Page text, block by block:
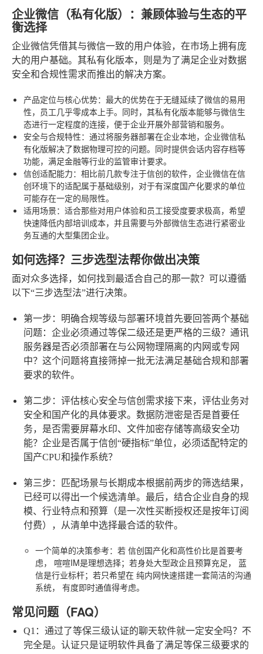
企业微信（私有化版）：兼顾体验与生态的平
衡选择
企业微信凭借其与微信一致的用户体验，在市场上拥有庞
大的用户基础。其私有化版本，则是为了满足企业对数据
安全和合规性需求而推出的解决方案。
产品定位与核心优势：最大的优势在于无缝延续了微信的易用
性，员工几乎零成本上手。同时，其私有化版本能够与微信生
态进行一定程度的连接，便于企业开展外部营销和服务。
安全与合规特性：通过将服务器部署在企业本地，企业微信私
有化版解决了数据物理可控的问题。同时提供会话内容存档等
功能，满足金融等行业的监管审计要求。
信创适配能力：相比前几款专注于信创的软件，企业微信在信
创环境下的适配属于基础级别，对于有深度国产化要求的单位
可能存在一定的局限性。
适用场景：适合那些对用户体验和员工接受度要求极高，希望
快速降低内部培训成本，并且需要与外部微信生态进行紧密业
务互通的大型集团企业。
如何选择？三步选型法帮你做出决策
面对众多选择，如何找到最适合自己的那一款？可以遵循
以下“三步选型法”进行决策。
第一步：明确合规等级与部署环境首先要回答两个基础
问题：企业必须通过等保二级还是更严格的三级？通讯
服务器是否必须部署在与公网物理隔离的内网或专网
中？这个问题将直接筛掉一批无法满足基础合规和部署
要求的软件。
第二步：评估核心安全与信创需求接下来，评估业务对
安全和国产化的具体要求。数据防泄密是否是首要任
务，是否需要屏幕水印、文件加密存储等高级安全功
能？企业是否属于信创“硬指标”单位，必须适配特定的
国产CPU和操作系统？
第三步：匹配场景与长期成本根据前两步的筛选结果，
已经可以得出一个候选清单。最后，结合企业自身的规
模、行业特点和预算（是一次性买断授权还是按年订阅
付费），从清单中选择最合适的软件。
一个简单的决策参考：若 信创国产化和高性价比是首要考
虑， 喧喧IM是理想选择；若身处大型政企且预算充足， 蓝
信是行业标杆；若只希望在 纯内网快速搭建一套简洁的沟通
系统， 有度即时通值得考虑。
常见问题（FAQ）
Q1：通过了等保三级认证的聊天软件就一定安全吗？ 不
完全是。认证只是证明软件具备了满足等保三级要求的